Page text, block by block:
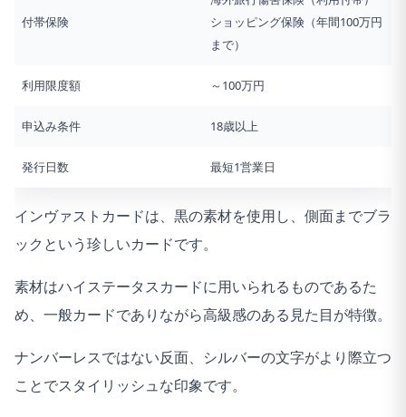
付帯保険
ショッピング保険（年間100万円
まで）
利用限度額 ～100万円
申込み条件 18歳以上
発行日数 最短1営業日
インヴァストカードは、黒の素材を使用し、側面までブラ
ックという珍しいカードです。
素材はハイステータスカードに用いられるものであるた
め、一般カードでありながら高級感のある見た目が特徴。
ナンバーレスではない反面、シルバーの文字がより際立つ
ことでスタイリッシュな印象です。